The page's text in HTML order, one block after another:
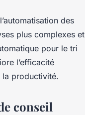
des
plus complexes et
pour le tri
l’efficacité
la productivité.
conseil